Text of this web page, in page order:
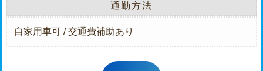
通勤方法
自家用車可 / 交通費補助あり